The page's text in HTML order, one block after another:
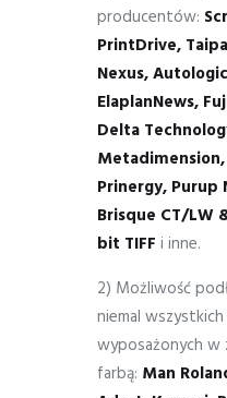
producentów:
PrintDrive,
Nexus,
ElaplanNews,
Delta
Metadimension,
Prinergy, Purup
Brisque CT/LW
bit TIFF i inne.
2) Możliwość
niemal
wyposażonych w
farbą: Man